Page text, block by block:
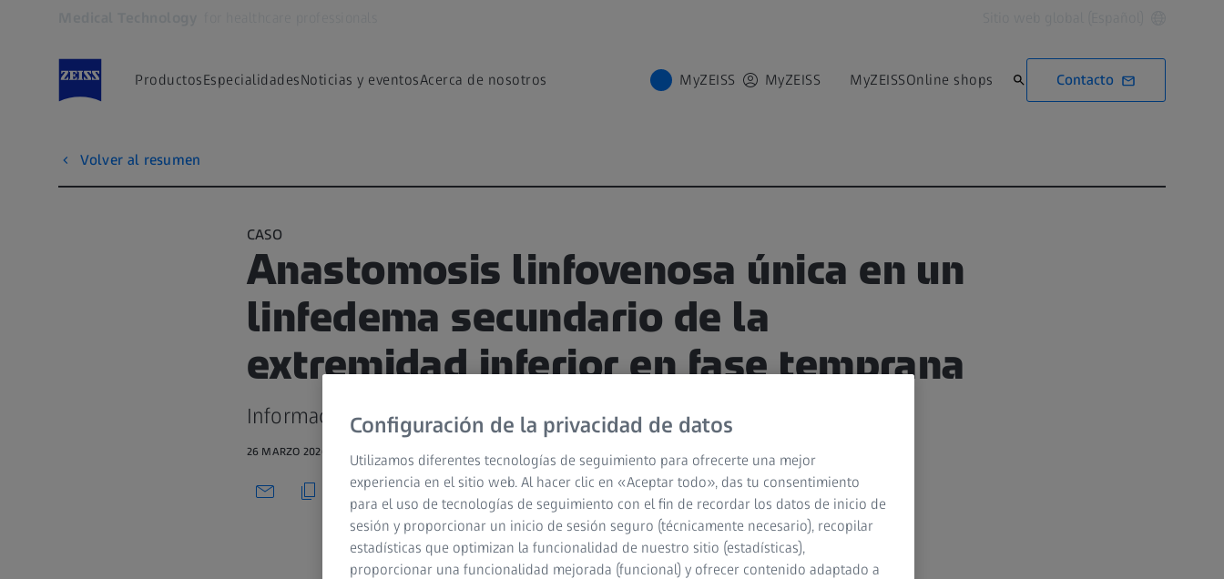
ProductosEspecialidadesNoticias y eventosAcerca de nosotros MyZEISS MyZEISS MyZEISSOnline shops Contacto
Volver al resumen
CASO
Anastomosis linfovenosa única en un
linfedema secundario de la
extremidad inferior en fase temprana
Información de PRS 2024
26 MARZO 2026 · 20 MIN VER
Configuración de la privacidad de datos
Utilizamos diferentes tecnologías de seguimiento para ofrecerte una mejor
experiencia en el sitio web. Al hacer clic en «Aceptar todo», das tu consentimiento
para el uso de tecnologías de seguimiento con el fin de recordar los datos de inicio de
sesión y proporcionar un inicio de sesión seguro (técnicamente necesario), recopilar
estadísticas que optimizan la funcionalidad de nuestro sitio (estadísticas),
proporcionar una funcionalidad mejorada (funcional) y ofrecer contenido adaptado a